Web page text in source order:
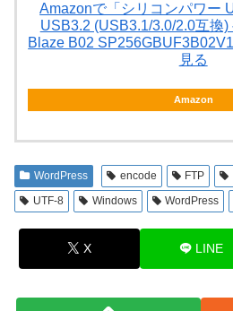
Amazonで「シリコンパワー
USB3.2 (USB3.1/3.0/2.0互換
Blaze B02
見る
Amazon
WordPress encode FTP
UTF-8
Windows WordPress
X LINE